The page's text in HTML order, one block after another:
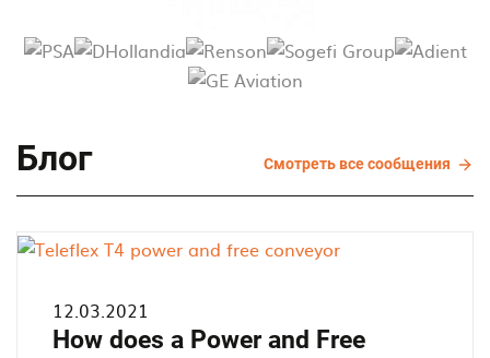
Блог Смотреть все сообщения
12.03.2021
How does a Power and Free